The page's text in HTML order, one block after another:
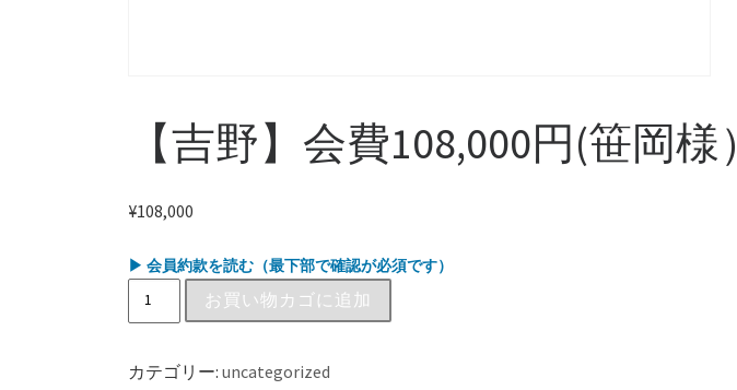
【吉野】会費108,000円(笹岡様）
¥108,000
▶ 会員約款を読む（最下部で確認が必須です）
お買い物カゴに追加
カテゴリー: uncategorized